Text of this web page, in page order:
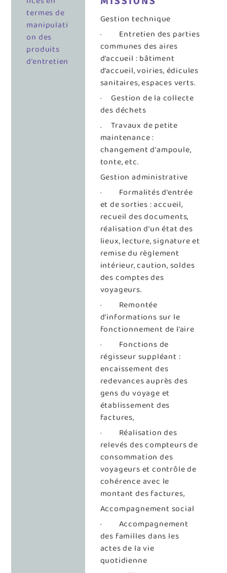
termes de
manipulati
on des
produits
d’entretien
Gestion technique
· Entretien des parties
communes des aires
d’accueil : bâtiment
d’accueil, voiries, édicules
sanitaires, espaces verts.
· Gestion de la collecte
des déchets
. Travaux de petite
maintenance :
changement d'ampoule,
tonte, etc.
Gestion administrative
· Formalités d’entrée
et de sorties : accueil,
recueil des documents,
réalisation d’un état des
lieux, lecture, signature et
remise du règlement
intérieur, caution, soldes
des comptes des
voyageurs.
· Remontée
d’informations sur le
fonctionnement de l’aire
· Fonctions de
régisseur suppléant :
encaissement des
redevances auprès des
gens du voyage et
établissement des
factures,
· Réalisation des
relevés des compteurs de
consommation des
voyageurs et contrôle de
cohérence avec le
montant des factures,
Accompagnement social
· Accompagnement
des familles dans les
actes de la vie
quotidienne